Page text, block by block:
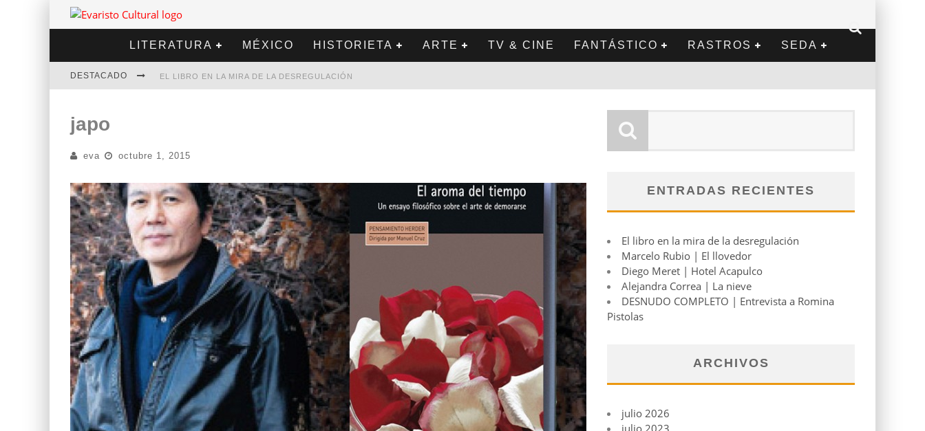
LITERATURA MÉXICO HISTORIETA ARTE TV & CINE FANTÁSTICO RASTROS SEDA
DESTACADO EL LIBRO EN LA MIRA DE LA DESREGULACIÓN
ALEJANDRA CORREA | LA NIEVE
japo
eva octubre 1, 2015
ENTRADAS RECIENTES
El libro en la mira de la desregulación
Marcelo Rubio | El llovedor
Diego Meret | Hotel Acapulco
Alejandra Correa | La nieve
DESNUDO COMPLETO | Entrevista a Romina
Pistolas
ARCHIVOS
julio 2026
julio 2023